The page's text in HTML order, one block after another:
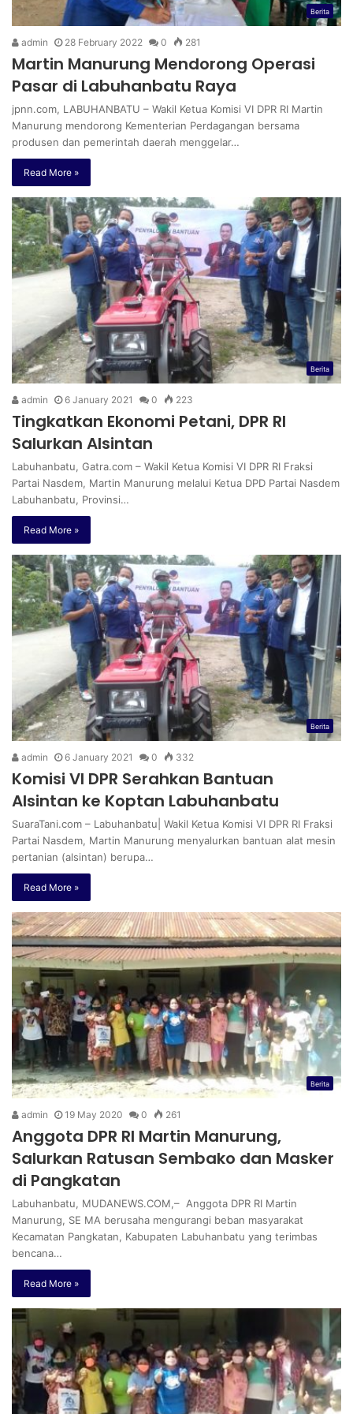
Berita
admin 28 February 2022 0 281
Martin Manurung Mendorong Operasi
Pasar di Labuhanbatu Raya
jpnn.com, LABUHANBATU – Wakil Ketua Komisi VI DPR RI Martin
Manurung mendorong Kementerian Perdagangan bersama
produsen dan pemerintah daerah menggelar…
Read More »
Berita
admin 6 January 2021 0 223
Tingkatkan Ekonomi Petani, DPR RI
Salurkan Alsintan
Labuhanbatu, Gatra.com – Wakil Ketua Komisi VI DPR RI Fraksi
Partai Nasdem, Martin Manurung melalui Ketua DPD Partai Nasdem
Labuhanbatu, Provinsi…
Read More »
Berita
admin 6 January 2021 0 332
Komisi VI DPR Serahkan Bantuan
Alsintan ke Koptan Labuhanbatu
SuaraTani.com – Labuhanbatu| Wakil Ketua Komisi VI DPR RI Fraksi
Partai Nasdem, Martin Manurung menyalurkan bantuan alat mesin
pertanian (alsintan) berupa…
Read More »
Berita
admin 19 May 2020 0 261
Anggota DPR RI Martin Manurung,
Salurkan Ratusan Sembako dan Masker
di Pangkatan
Labuhanbatu, MUDANEWS.COM,– Anggota DPR RI Martin
Manurung, SE MA berusaha mengurangi beban masyarakat
Kecamatan Pangkatan, Kabupaten Labuhanbatu yang terimbas
bencana…
Read More »